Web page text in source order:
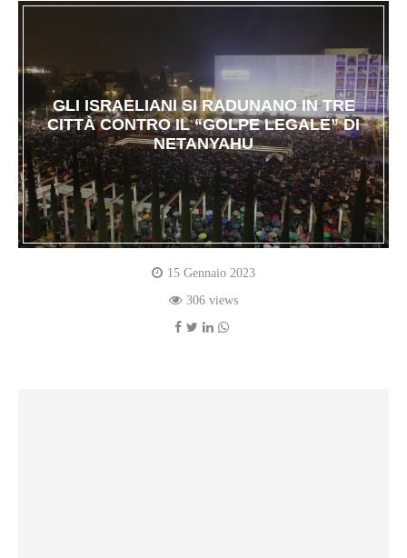
GLI ISRAELIANI SI RADUNANO IN TRE
CITTÀ CONTRO IL “GOLPE LEGALE” DI
NETANYAHU
15 Gennaio 2023
306 views